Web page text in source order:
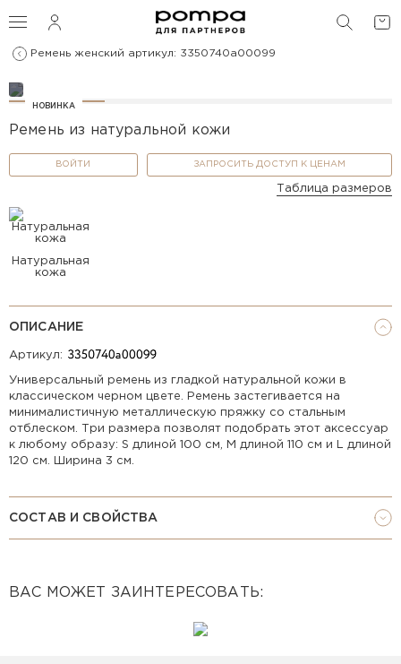
Ремень женский артикул: 3350740a00099
НОВИНКА
Ремень из натуральной кожи
ВОЙТИ ЗАПРОСИТЬ ДОСТУП К ЦЕНАМ
Таблица размеров
Натуральная
кожа
ОПИСАНИЕ
Артикул:
Универсальный ремень из гладкой натуральной кожи в
классическом черном цвете. Ремень застегивается на
минималистичную металлическую пряжку со стальным
отблеском. Три размера позволят подобрать этот аксессуар
к любому образу: S длиной 100 см, M длиной 110 см и L длиной
120 см. Ширина 3 см.
СОСТАВ И СВОЙСТВА
ВАС МОЖЕТ ЗАИНТЕРЕСОВАТЬ: